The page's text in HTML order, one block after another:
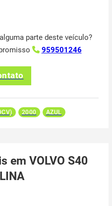
parte deste veículo?
959501246
2000 AZUL
em VOLVO S40